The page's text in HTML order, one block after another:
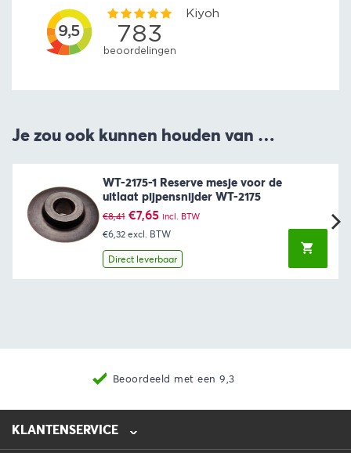
Je zou ook kunnen houden van …
WT-2175-1 Reserve mesje voor de
uitlaat pijpensnijder WT-2175
€8,41 Oorspronkelijke
prijs
was:
€8,41.
€7,65Huidige
prijs
is:
€7,65.
incl. BTW
€6,32 excl. BTW
Direct leverbaar
Beoordeeld met een 9,3
KLANTENSERVICE